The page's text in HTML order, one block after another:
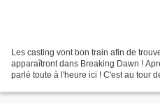
Les casting vont bon train afin de
apparaîtront dans Breaking Dawn !
parlé toute à l'heure ici ! C'est au tour